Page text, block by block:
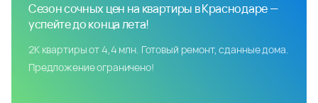
Сезон сочных цен на квартиры в Краснодаре —
успейте до конца лета!
2К квартиры от 4,4 млн. Готовый ремонт, сданные дома.
Предложение ограничено!